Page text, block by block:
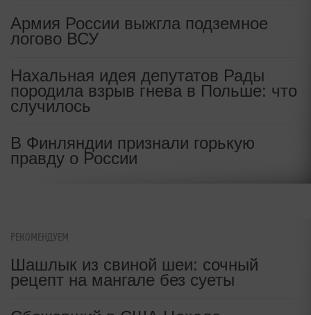
Армия России выжгла подземное
логово ВСУ
Нахальная идея депутатов Рады
породила взрыв гнева в Польше: что
случилось
В Финляндии признали горькую
правду о России
РЕКОМЕНДУЕМ
Шашлык из свиной шеи: сочный
рецепт на мангале без суеты